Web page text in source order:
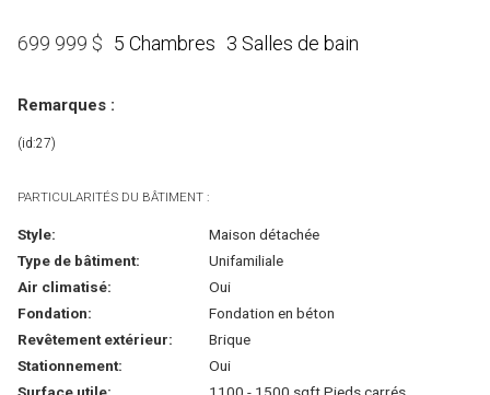
699 999 $ 5 Chambres 3 Salles de bain
Remarques :
(id:27)
PARTICULARITÉS DU BÂTIMENT :
Style:
Maison détachée
Type de bâtiment:
Unifamiliale
Air climatisé:
Oui
Fondation:
Fondation en béton
Revêtement extérieur:
Brique
Stationnement:
Oui